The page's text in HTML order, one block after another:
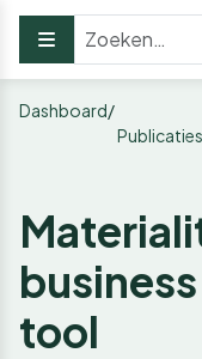
Dashboard
Publicaties
tool